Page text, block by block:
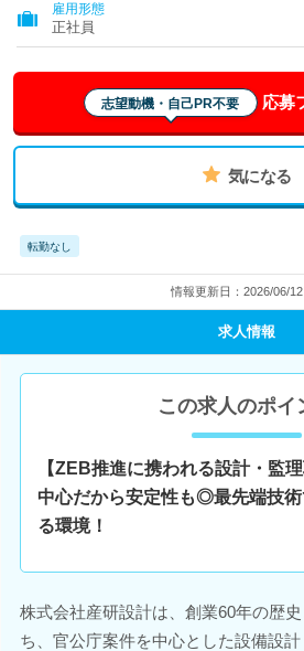
雇用形態
正社員
志望動機・自己PR不要 応募
気になる
転勤なし
情報更新日：2026/06/12
求人情報
この求人のポイ
【ZEB推進に携われる設計・監
中心だから安定性も◎最先端技
る環境！
株式会社産研設計は、創業60年の歴
ち、官公庁案件を中心とした設備設